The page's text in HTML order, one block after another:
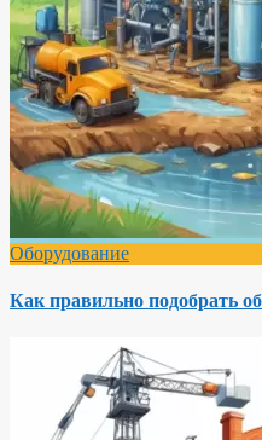
Оборудование
Как правильно подобрать